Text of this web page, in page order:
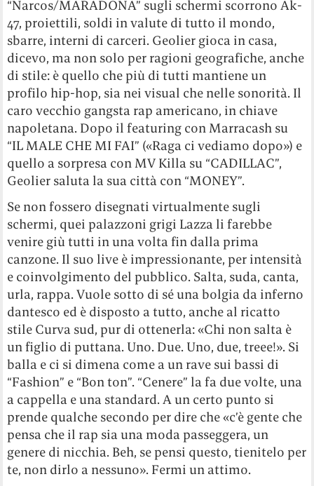
“Narcos/MARADONA” sugli schermi scorrono Ak-
47, proiettili, soldi in valute di tutto il mondo,
sbarre, interni di carceri. Geolier gioca in casa,
dicevo, ma non solo per ragioni geografiche, anche
di stile: è quello che più di tutti mantiene un
profilo hip-hop, sia nei visual che nelle sonorità. Il
caro vecchio gangsta rap americano, in chiave
napoletana. Dopo il featuring con Marracash su
“IL MALE CHE MI FAI” («Raga ci vediamo dopo») e
quello a sorpresa con MV Killa su “CADILLAC”,
Geolier saluta la sua città con “MONEY”.
Se non fossero disegnati virtualmente sugli
schermi, quei palazzoni grigi Lazza li farebbe
venire giù tutti in una volta fin dalla prima
canzone. Il suo live è impressionante, per intensità
e coinvolgimento del pubblico. Salta, suda, canta,
urla, rappa. Vuole sotto di sé una bolgia da inferno
dantesco ed è disposto a tutto, anche al ricatto
stile Curva sud, pur di ottenerla: «Chi non salta è
un figlio di puttana. Uno. Due. Uno, due, treee!». Si
balla e ci si dimena come a un rave sui bassi di
“Fashion” e “Bon ton”. “Cenere” la fa due volte, una
a cappella e una standard. A un certo punto si
prende qualche secondo per dire che «c’è gente che
pensa che il rap sia una moda passeggera, un
genere di nicchia. Beh, se pensi questo, tienitelo per
te, non dirlo a nessuno». Fermi un attimo.